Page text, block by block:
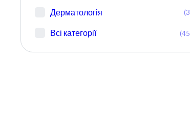
Дерматологія
Всі категорії